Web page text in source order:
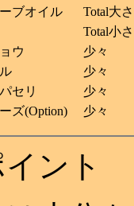
ブオイル
Total大
Total小
ウ
少々
少々
セリ
少々
ズ(Option)
少々
ント